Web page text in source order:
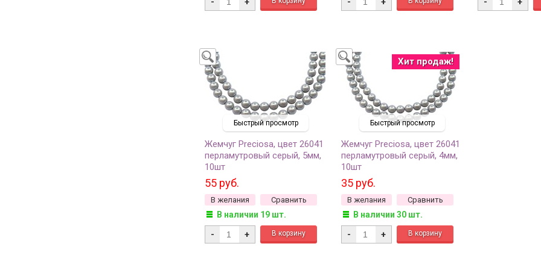
Быстрый просмотр
Жемчуг Preciosa, цвет 26041
перламутровый серый, 5мм,
10шт
55 руб.
В желания Сравнить
В наличии 19 шт.
- +
Быстрый просмотр
Хит продаж!
Жемчуг Preciosa, цвет 26041
перламутровый серый, 4мм,
10шт
35 руб.
В желания Сравнить
В наличии 30 шт.
- +